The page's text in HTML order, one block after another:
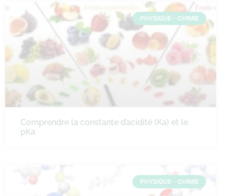
PHYSIQUE - CHIMIE
Comprendre la constante d’acidité (Ka) et le
pKa
PHYSIQUE - CHIMIE